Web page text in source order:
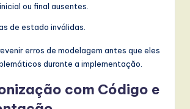
ou final ausentes.
de estado inválidas.
erros de modelagem antes que eles
durante a implementação.
com Código e